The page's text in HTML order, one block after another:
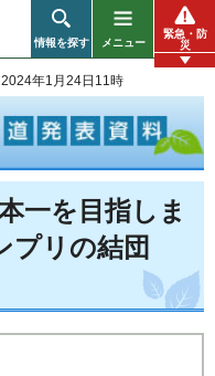
情報を探す メニュー
緊急・防
災
年1月24日11時
一を目指しま
プリの結団